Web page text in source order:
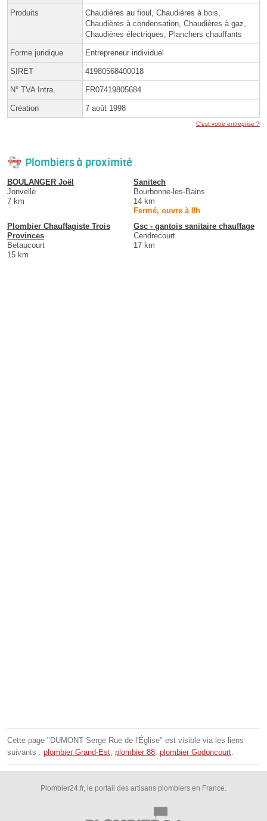
Produits
Chaudières au fioul, Chaudières à bois,
Chaudières à condensation, Chaudières à gaz,
Chaudières électriques, Planchers chauffants
Forme juridique Entrepreneur individuel
SIRET 41980568400018
N° TVA Intra. FR07419805684
Création 7 août 1998
C'est votre entreprise ?
Plombiers à proximité
BOULANGER Joël
Jonvelle
7 km
Sanitech
Bourbonne-les-Bains
14 km
Fermé, ouvre à 8h
Plombier Chauffagiste Trois
Provinces
Betaucourt
15 km
Gsc - gantois sanitaire chauffage
Cendrecourt
17 km
Cette page "DUMONT Serge Rue de l'Église" est visible via les liens
suivants : plombier Grand-Est, plombier 88, plombier Godoncourt.
Plombier24.fr, le portail des artisans plombiers en France.